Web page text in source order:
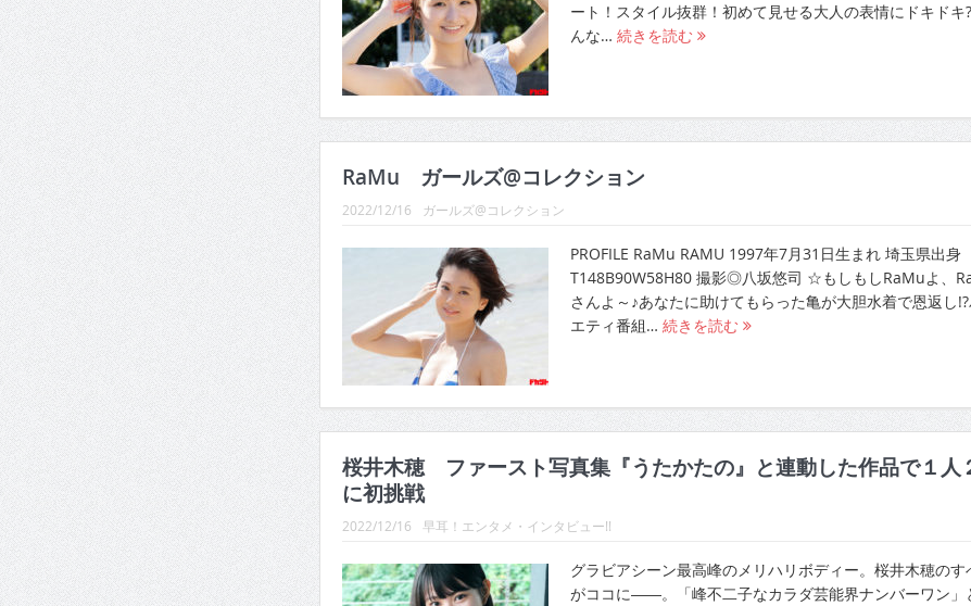
ート！スタイル抜群！初めて見せる大人の表情にドキドキ
んな… 続きを読む
RaMu ガールズ@コレクション
2022/12/16 ガールズ@コレクション
PROFILE RaMu RAMU 1997年7月31日生まれ 埼玉県出身
T148B90W58H80 撮影◎八坂悠司 ☆もしもしRaMuよ、
さんよ～♪あなたに助けてもらった亀が大胆水着で恩返し!?
エティ番組… 続きを読む
桜井木穂 ファースト写真集『うたかたの』と連動した作品で１人
に初挑戦
2022/12/16 早耳！エンタメ・インタビュー!!
グラビアシーン最高峰のメリハリボディー。桜井木穂のす
がココに――。「峰不二子なカラダ芸能界ナンバーワン」